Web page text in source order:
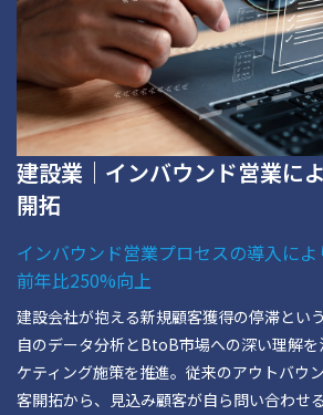
建設業｜インバウンド営業に
開拓
インバウンド営業プロセスの導入に
前年比250%向上
建設会社が抱える新規顧客獲得の停滞とい
自のデータ分析とBtoB市場への深い理解
ケティング施策を推進。従来のアウトバウ
客開拓から、見込み顧客が自ら問い合わせ